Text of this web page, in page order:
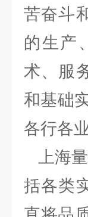
苦奋斗
的生产
术、服
和基础
各行各
上海
括各类